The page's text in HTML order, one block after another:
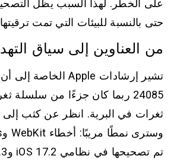
على الخطر. لهذا السبب يظل
حتى بالنسبة للبيئات التي تمت
من العناوين إلى سياق
24085 ربما كان جزءًا من
ثغرات في البرية. انظر عن كثب إلى